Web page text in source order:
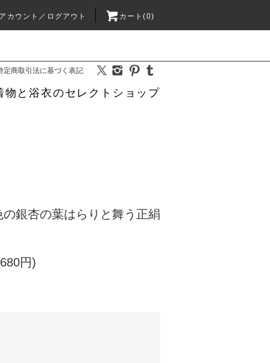
カウント／ログアウト カート(0)
定商取引法に基づく表記
と浴衣のセレクトショップ
銀杏の葉はらりと舞う正絹
円)